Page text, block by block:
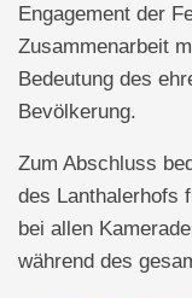
Engagement der
Zusammenarbeit
Bedeutung des
Bevölkerung.
Zum Abschluss
des Lanthalerhofs
bei allen
während des